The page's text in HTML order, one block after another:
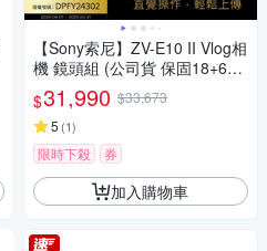
【Sony索尼】ZV-E10 II Vlog相
機 鏡頭組 (公司貨 保固18+6個
月)
$31,990 $33,673
5 (1)
限時下殺 券
加入購物車